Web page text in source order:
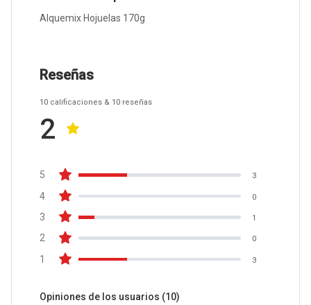
Alquemix Hojuelas 170g
Reseñas
10 calificaciones & 10 reseñas
2
5 3
4 0
3 1
2 0
1 3
Opiniones de los usuarios (10)